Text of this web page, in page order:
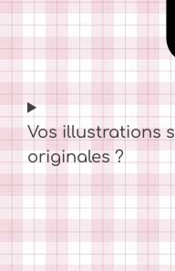
Vos illustrations
originales ?